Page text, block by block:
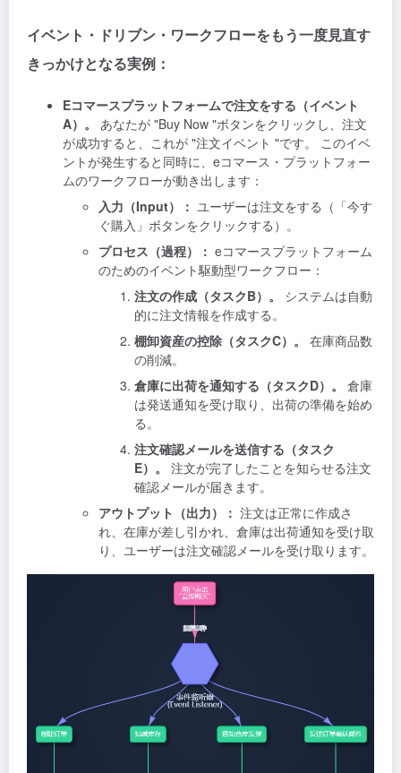
イベント・ドリブン・ワークフローをもう一度見直す
きっかけとなる実例：
Eコマースプラットフォームで注文をする（イベント
A）。
あなたが "Buy Now "ボタンをクリックし、注文
が成功すると、これが "注文イベント "です。 このイベ
ントが発生すると同時に、eコマース・プラットフォー
ムのワークフローが動き出します：
入力（Input）： ユーザーは注文をする（「今す
ぐ購入」ボタンをクリックする）。
プロセス（過程）： eコマースプラットフォーム
のためのイベント駆動型ワークフロー：
注文の作成（タスクB）。
システムは自動
的に注文情報を作成する。
棚卸資産の控除（タスクC）。
在庫商品数
の削減。
倉庫に出荷を通知する（タスクD）。
倉庫
は発送通知を受け取り、出荷の準備を始め
る。
注文確認メールを送信する（タスク
E）。
注文が完了したことを知らせる注文
確認メールが届きます。
アウトプット（出力）： 注文は正常に作成さ
れ、在庫が差し引かれ、倉庫は出荷通知を受け取
り、ユーザーは注文確認メールを受け取ります。